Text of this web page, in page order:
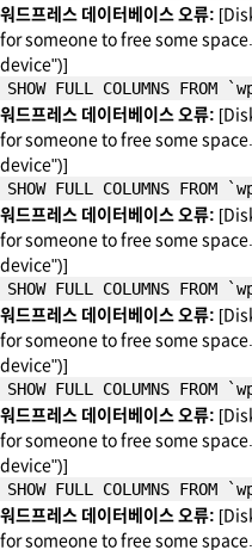
워드프레스 데이터베이스 오류:
for someone to free some
device")]
SHOW FULL COLUMNS
워드프레스 데이터베이스 오류:
for someone to free some
device")]
SHOW FULL COLUMNS
워드프레스 데이터베이스 오류:
for someone to free some
device")]
SHOW FULL COLUMNS
워드프레스 데이터베이스 오류:
for someone to free some
device")]
SHOW FULL COLUMNS
워드프레스 데이터베이스 오류:
for someone to free some
device")]
SHOW FULL COLUMNS FROM
워드프레스 데이터베이스 오류:
for someone to free some